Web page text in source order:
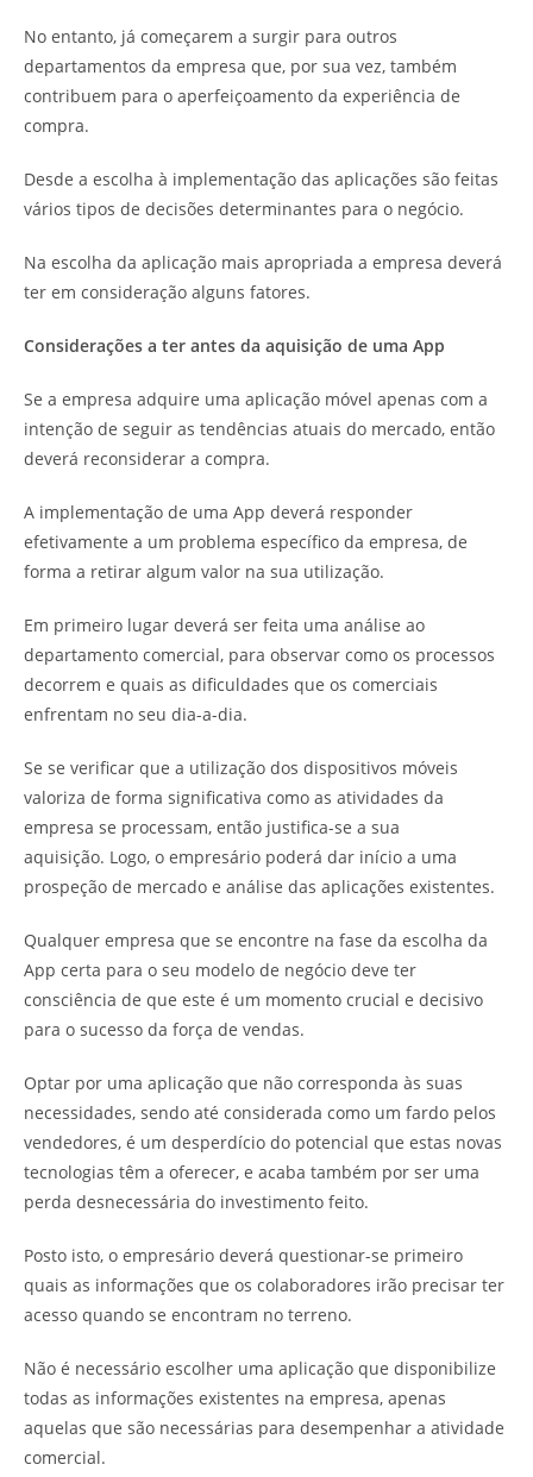
No entanto, já começarem a surgir para outros
departamentos da empresa que, por sua vez, também
contribuem para o aperfeiçoamento da experiência de
compra.
Desde a escolha à implementação das aplicações são feitas
vários tipos de decisões determinantes para o negócio.
Na escolha da aplicação mais apropriada a empresa deverá
ter em consideração alguns fatores.
Considerações a ter antes da aquisição de uma App
Se a empresa adquire uma aplicação móvel apenas com a
intenção de seguir as tendências atuais do mercado, então
deverá reconsiderar a compra.
A implementação de uma App deverá responder
efetivamente a um problema específico da empresa, de
forma a retirar algum valor na sua utilização.
Em primeiro lugar deverá ser feita uma análise ao
departamento comercial, para observar como os processos
decorrem e quais as dificuldades que os comerciais
enfrentam no seu dia-a-dia.
Se se verificar que a utilização dos dispositivos móveis
valoriza de forma significativa como as atividades da
empresa se processam, então justifica-se a sua
aquisição. Logo, o empresário poderá dar início a uma
prospeção de mercado e análise das aplicações existentes.
Qualquer empresa que se encontre na fase da escolha da
App certa para o seu modelo de negócio deve ter
consciência de que este é um momento crucial e decisivo
para o sucesso da força de vendas.
Optar por uma aplicação que não corresponda às suas
necessidades, sendo até considerada como um fardo pelos
vendedores, é um desperdício do potencial que estas novas
tecnologias têm a oferecer, e acaba também por ser uma
perda desnecessária do investimento feito.
Posto isto, o empresário deverá questionar-se primeiro
quais as informações que os colaboradores irão precisar ter
acesso quando se encontram no terreno.
Não é necessário escolher uma aplicação que disponibilize
todas as informações existentes na empresa, apenas
aquelas que são necessárias para desempenhar a atividade
comercial.